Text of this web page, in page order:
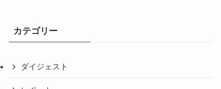
カテゴリー
ダイジェスト